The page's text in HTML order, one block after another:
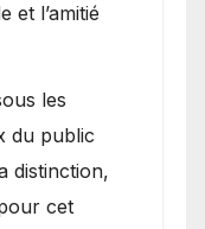
et l’amitié
les
du public
distinction,
cet